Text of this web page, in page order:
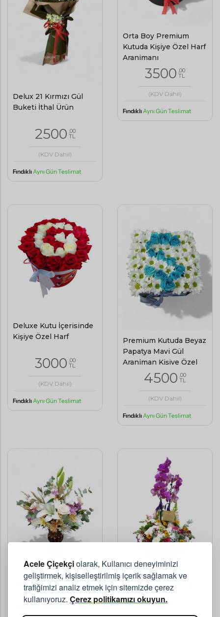
Acele Çiçekçiolarak, Kullanıcı deneyiminizi
geliştirmek, kişiselleştirilmiş içerik sağlamak ve
trafiğimizi analiz etmek için sitemizde çerez
kullanıyoruz. Çerez politikamızı okuyun.
Delux 21 Kırmızı Gül
Buketi İthal Ürün
2500 ,00
TL
(KDV Dahil)
FındıklıAynı Gün Teslimat
Orta Boy Premium
Kutuda Kişiye Özel Harf
Aranjmanı
3500 ,00
TL
(KDV Dahil)
Fındıklı Aynı Gün Teslimat
Deluxe Kutu İçerisinde
Kişiye Özel Harf
3000 ,00
TL
(KDV Dahil)
Fındıklı Aynı Gün Teslimat
Premium Kutuda Beyaz
Papatya Mavi Gül
Aranjman Kişiye Özel
4500 ,00
TL
(KDV Dahil)
FındıklıAynı Gün Teslimat
Premium Vazoda
Lilyum ve Renkli
Mevsim Çiçekleri
İthal Mor Orkide Kış
Bahçesi